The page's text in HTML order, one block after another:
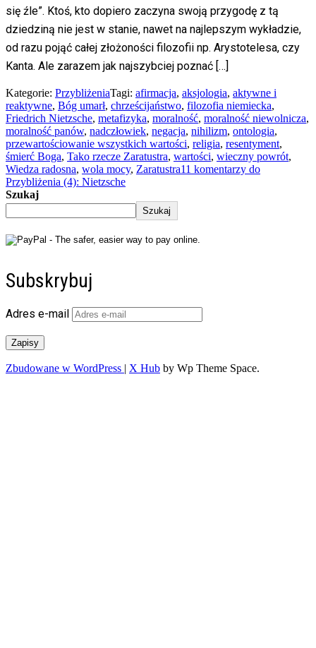
się źle”. Ktoś, kto dopiero zaczyna swoją przygodę z tą
dziedziną nie jest w stanie, nawet na najlepszym wykładzie,
od razu pojąć całej złożoności filozofii np. Arystotelesa, czy
Kanta. Ale zarazem jak najszybciej poznać […]
Kategorie: PrzybliżeniaTagi: afirmacja, aksjologia, aktywne i
reaktywne, Bóg umarł, chrześcijaństwo, filozofia niemiecka,
Friedrich Nietzsche, metafizyka, moralność, moralność niewolnicza,
moralność panów, nadczłowiek, negacja, nihilizm, ontologia,
przewartościowanie wszystkich wartości, religia, resentyment,
śmierć Boga, Tako rzecze Zaratustra, wartości, wieczny powrót,
Wiedza radosna, wola mocy, Zaratustra11 komentarzy do
Przybliżenia (4): Nietzsche
Szukaj
Szukaj
Subskrybuj
Adres e-mail
Zapisy
Zbudowane w WordPress | X Hub by Wp Theme Space.